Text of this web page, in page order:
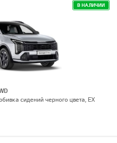
В НАЛИЧИИ
сидений черного цвета, EX